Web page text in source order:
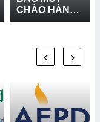
CHÀO HÀNG
CẠNH TRANH
CẤP VÀ LẮP
ĐẶT 03 BẢN
THIÊN TAI TẠI
XÃ BỐ
TRẠCH, XÃ
‹ ›